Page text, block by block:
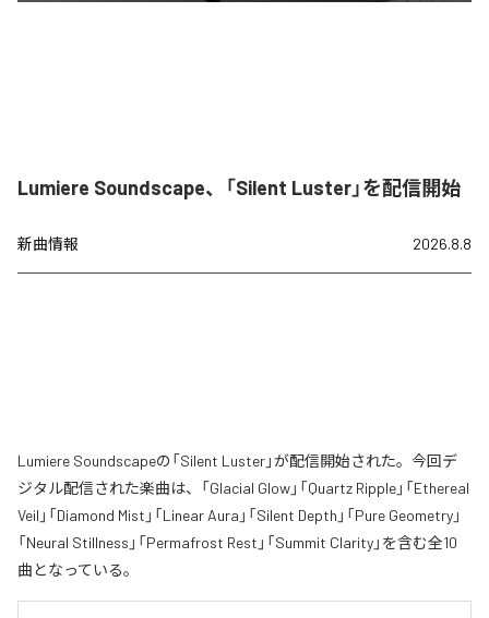
Lumiere Soundscape、「Silent Luster」を配信開始
新曲情報 2026.8.8
Lumiere Soundscapeの「Silent Luster」が配信開始された。今回デ
ジタル配信された楽曲は、「Glacial Glow」「Quartz Ripple」「Ethereal
Veil」「Diamond Mist」「Linear Aura」「Silent Depth」「Pure Geometry」
「Neural Stillness」「Permafrost Rest」「Summit Clarity」を含む全10
曲となっている。